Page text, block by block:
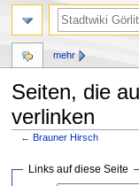
Seiten, die
verlinken
← Brauner Hirsch
Links auf diese Seite
mehr